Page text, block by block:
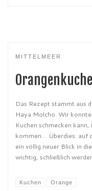
MITTELMEER
Das Rezept stammt aus
Haya Molcho. Wir
Kuchen schmecken
kommen… Überdies: auf
ein völlig neuer Blick in
wichtig, schließlich
Kuchen Orange